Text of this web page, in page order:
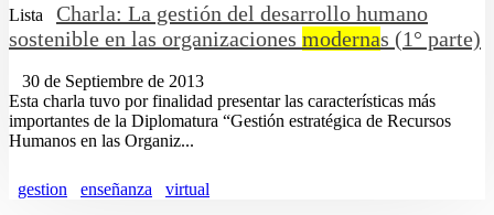
Lista
Charla: La gestión del desarrollo humano
sostenible en las organizaciones modernas (1° parte)
30 de Septiembre de 2013
Esta charla tuvo por finalidad presentar las características más
importantes de la Diplomatura “Gestión estratégica de Recursos
Humanos en las Organiz...
gestion enseñanza virtual